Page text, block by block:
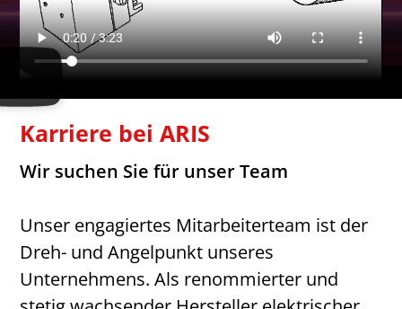
Karriere bei ARIS
Wir suchen Sie für unser Team
Unser engagiertes Mitarbeiterteam ist der
Dreh- und Angelpunkt unseres
Unternehmens. Als renommierter und